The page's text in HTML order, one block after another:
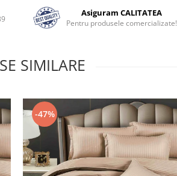
Asiguram CALITATEA
Pentru produsele comercializate!
SIMILARE
-47%